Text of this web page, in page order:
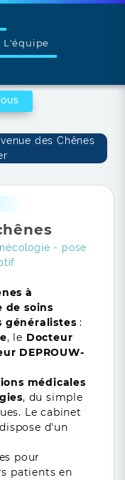
L'équipe
des Chênes
- pose
à
de soins
généralistes:
, le Docteur
DEPROUW-
médicales
, du simple
Le cabinet
d'un
pour
patients en